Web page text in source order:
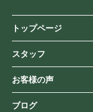
トップページ
スタッフ
お客様の声
ブログ